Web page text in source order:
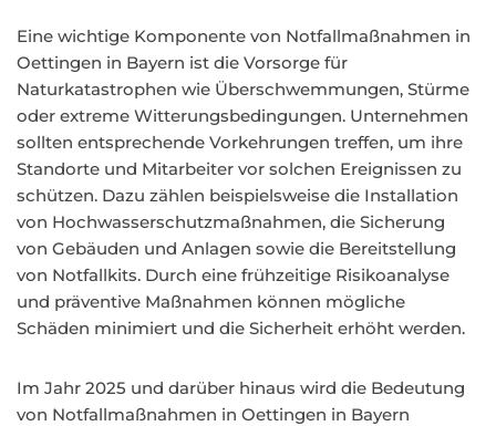
Eine wichtige Komponente von Notfallmaßnahmen in
Oettingen in Bayern ist die Vorsorge für
Naturkatastrophen wie Überschwemmungen, Stürme
oder extreme Witterungsbedingungen. Unternehmen
sollten entsprechende Vorkehrungen treffen, um ihre
Standorte und Mitarbeiter vor solchen Ereignissen zu
schützen. Dazu zählen beispielsweise die Installation
von Hochwasserschutzmaßnahmen, die Sicherung
von Gebäuden und Anlagen sowie die Bereitstellung
von Notfallkits. Durch eine frühzeitige Risikoanalyse
und präventive Maßnahmen können mögliche
Schäden minimiert und die Sicherheit erhöht werden.
Im Jahr 2025 und darüber hinaus wird die Bedeutung
von Notfallmaßnahmen in Oettingen in Bayern